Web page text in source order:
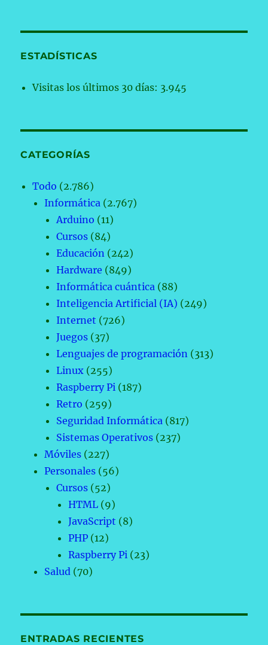
ESTADÍSTICAS
Visitas los últimos 30 días: 3.945
CATEGORÍAS
Todo (2.786)
Informática (2.767)
Arduino (11)
Cursos (84)
Educación (242)
Hardware (849)
Informática cuántica (88)
Inteligencia Artificial (IA) (249)
Internet (726)
Juegos (37)
Lenguajes de programación (313)
Linux (255)
Raspberry Pi (187)
Retro (259)
Seguridad Informática (817)
Sistemas Operativos (237)
Móviles (227)
Personales (56)
Cursos (52)
HTML (9)
JavaScript (8)
PHP (12)
Raspberry Pi (23)
Salud (70)
ENTRADAS RECIENTES